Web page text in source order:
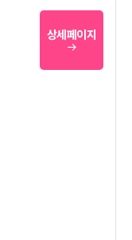
상세페이지